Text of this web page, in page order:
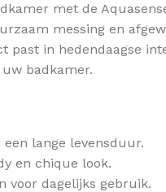
met de
messing en
past in hedendaagse
badkamer.
lange levensduur.
en chique look.
voor dagelijks gebruik.